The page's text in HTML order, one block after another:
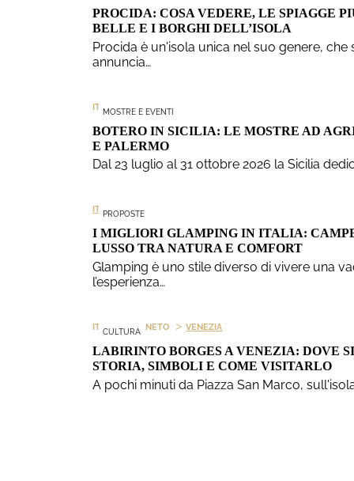
PROCIDA: COSA VEDERE, LE SPIAGGE
BELLE E I BORGHI DELL’ISOLA
Procida è un'isola unica nel suo genere, che
annuncia…
MOSTRE E EVENTI
ITALIA > SICILIA
BOTERO IN SICILIA: LE MOSTRE AD
E PALERMO
Dal 23 luglio al 31 ottobre 2026 la Sicilia
PROPOSTE
ITALIA
I MIGLIORI GLAMPING IN ITALIA:
LUSSO TRA NATURA E COMFORT
Glamping è uno stile diverso di vivere una
l’esperienza…
CULTURA
ITALIA > VENETO > VENEZIA
LABIRINTO BORGES A VENEZIA: DOVE
STORIA, SIMBOLI E COME VISITARLO
A pochi minuti da Piazza San Marco,